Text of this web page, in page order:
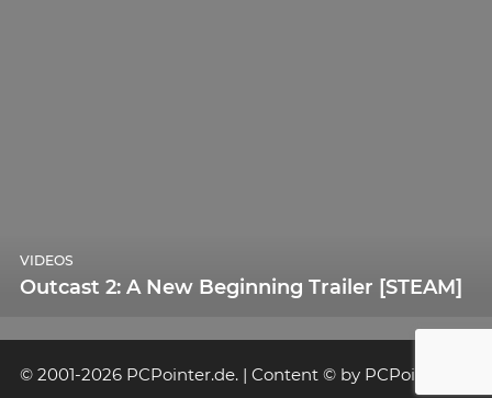
Outcast 2: A New Beginning Trailer [STEAM]
VIDEOS
© 2001-2026 PCPointer.de. | Content © by PCPointer.de